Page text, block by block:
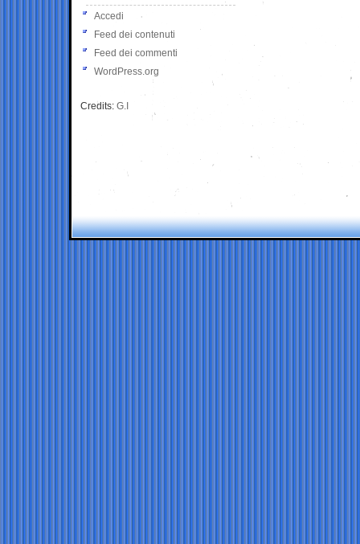
Accedi
Feed dei contenuti
Feed dei commenti
WordPress.org
Credits: G.I